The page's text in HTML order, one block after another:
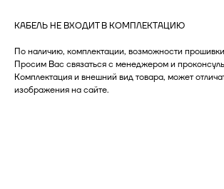
КАБЕЛЬ НЕ ВХОДИТ В КОМПЛЕКТАЦИЮ
По наличию, комплектации, возможности
Просим Вас связаться с менеджером и
Комплектация и внешний вид товара, может
изображения на сайте.